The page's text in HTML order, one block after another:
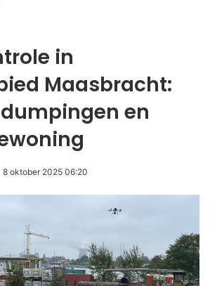
in
Maasbracht:
en
8 oktober 2025 06:20